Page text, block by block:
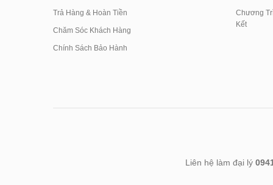
Trả Hàng & Hoàn Tiền
Chăm Sóc Khách Hàng
Chính Sách Bảo Hành
Chương
Kết
Liên hệ làm đại lý